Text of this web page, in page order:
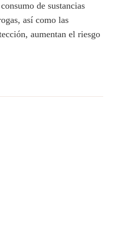
de sustancias
así como las
aumentan el riesgo